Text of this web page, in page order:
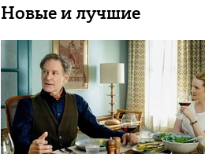
Новые и лучшие